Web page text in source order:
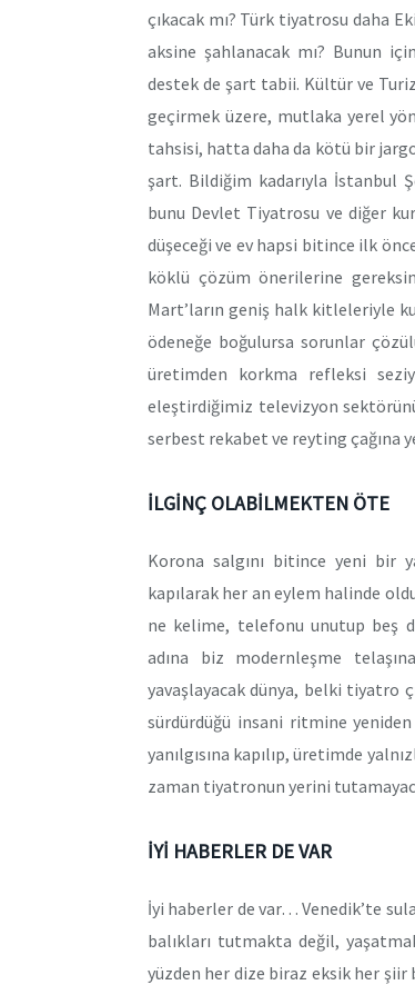
çıkacak mı? Türk tiyatrosu daha
aksine şahlanacak mı? Bunun
destek de şart tabii. Kültür ve
geçirmek üzere, mutlaka yerel
tahsisi, hatta daha da kötü bir
şart. Bildiğim kadarıyla İstanbul
bunu Devlet Tiyatrosu ve diğer
düşeceği ve ev hapsi bitince ilk
köklü çözüm önerilerine
Mart’ların geniş halk kitleleriyle
ödeneğe boğulursa sorunlar
üretimden korkma refleksi
eleştirdiğimiz televizyon
serbest rekabet ve reyting çağına
İLGİNÇ OLABİLMEKTEN ÖTE
Korona salgını bitince yeni bir
kapılarak her an eylem halinde
ne kelime, telefonu unutup beş
adına biz modernleşme
yavaşlayacak dünya, belki tiyatro
sürdürdüğü insani ritmine
yanılgısına kapılıp, üretimde
zaman tiyatronun yerini
İYİ HABERLER DE VAR
İyi haberler de var… Venedik’te
balıkları tutmakta değil,
yüzden her dize biraz eksik her şiir